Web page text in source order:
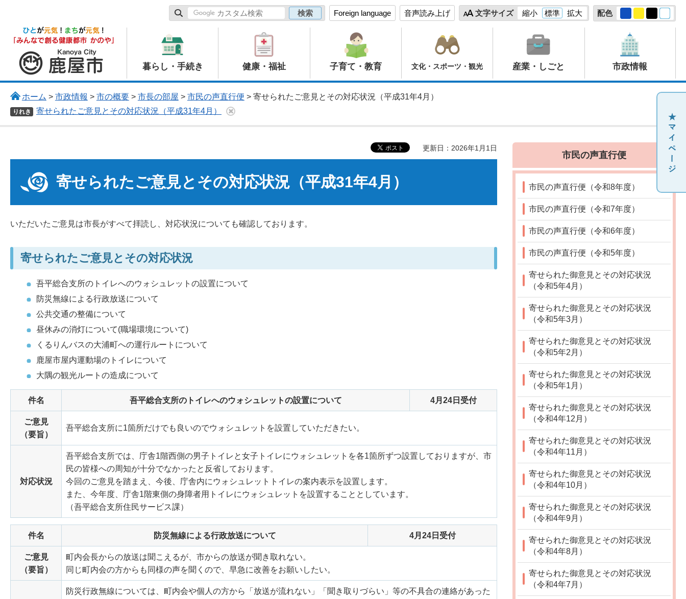
Foreign language 音声読み上げ 文字サイズ 縮小 標準 拡大 配色
鹿屋市
暮らし・手続き 健康・福祉 子育て・教育 文化・スポーツ・観光 産業・しごと 市政情報
ホーム > 市政情報 > 市の概要> 市長の部屋 > 市民の声直行便 > 寄せられたご意見とその対応状況（平成31年4月）
りれき 寄せられたご意見とその対応状況（平成31年4月）
更新日：2026年1月1日
寄せられたご意見とその対応状況（平成31年4月）
いただいたご意見は市長がすべて拝読し、対応状況についても確認しております。
寄せられたご意見とその対応状況
吾平総合支所のトイレへのウォシュレットの設置について
防災無線による行政放送について
公共交通の整備について
昼休みの消灯について(職場環境について)
くるりんバスの大浦町への運行ルートについて
鹿屋市屋内運動場のトイレについて
大隅の観光ルートの造成について
件名 吾平総合支所のトイレへのウォシュレットの設置について 4月24日受付
ご意見
（要旨）
吾平総合支所に1箇所だけでも良いのでウォシュレットを設置していただきたい。
対応状況
吾平総合支所では、庁舎1階西側の男子トイレと女子トイレにウォシュレットを各1箇所ずつ設置しておりますが、市
民の皆様への周知が十分でなかったと反省しております。
今回のご意見を踏まえ、今後、庁舎内にウォシュレットトイレの案内表示を設置します。
また、今年度、庁舎1階東側の身障者用トイレにウォシュレットを設置することとしています。
（吾平総合支所住民サービス課）
件名 防災無線による行政放送について 4月24日受付
ご意見
（要旨）
町内会長からの放送は聞こえるが、市からの放送が聞き取れない。
同じ町内会の方からも同様の声を聞くので、早急に改善をお願いしたい。
防災行政無線については、町内会や個人の方から「放送が流れない」「聞き取りづらい」等の不具合の連絡があった
市民の声直行便
市民の声直行便（令和8年度）
市民の声直行便（令和7年度）
市民の声直行便（令和6年度）
市民の声直行便（令和5年度）
寄せられた御意見とその対応状況
（令和5年4月）
寄せられた御意見とその対応状況
（令和5年3月）
寄せられた御意見とその対応状況
（令和5年2月）
寄せられた御意見とその対応状況
（令和5年1月）
寄せられた御意見とその対応状況
（令和4年12月）
寄せられた御意見とその対応状況
（令和4年11月）
寄せられた御意見とその対応状況
（令和4年10月）
寄せられた御意見とその対応状況
（令和4年9月）
寄せられた御意見とその対応状況
（令和4年8月）
寄せられた御意見とその対応状況
（令和4年7月）